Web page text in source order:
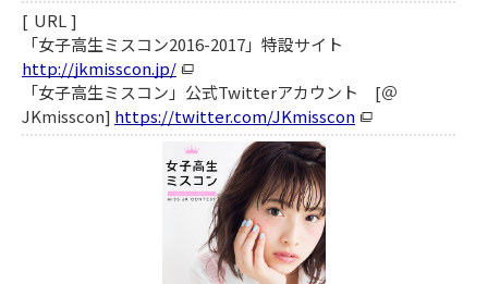
URL
「女子高生ミスコン2016-2017」特設サイト
http://jkmisscon.jp/
「女子高生ミスコン」公式Twitterアカウント [＠
JKmisscon] https://twitter.com/JKmisscon